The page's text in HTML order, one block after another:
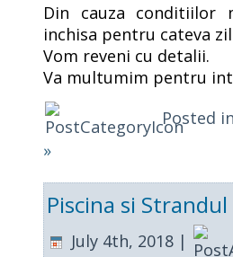
Din cauza conditiilor
inchisa pentru cateva
Vom reveni cu detalii.
Va multumim pentru
Posted
»
Piscina si
July 4th, 2018 |